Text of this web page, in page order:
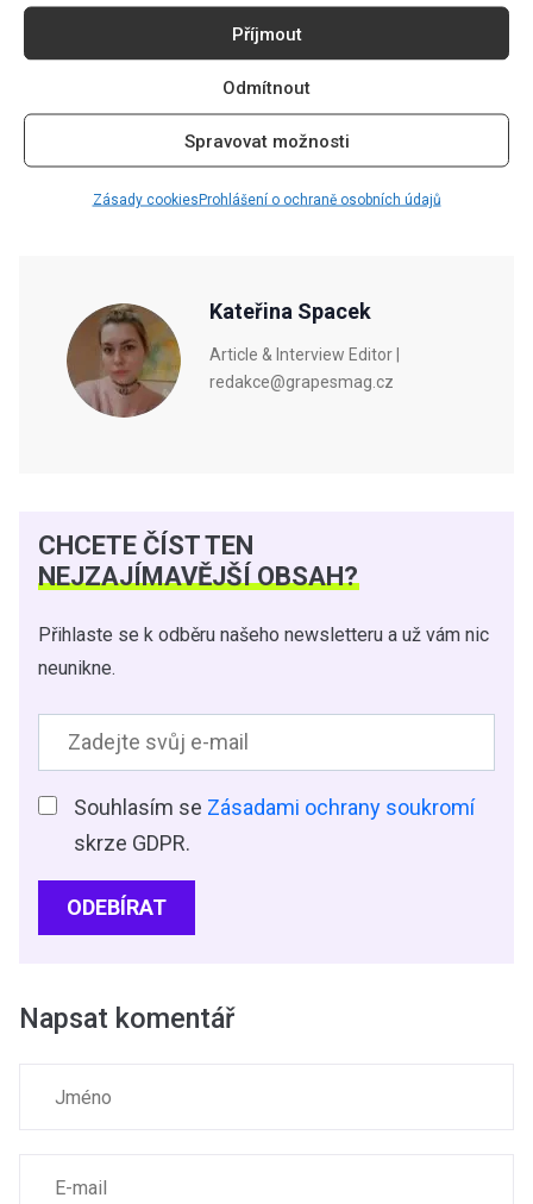
Příjmout
Odmítnout
Spravovat možnosti
Zásady cookiesProhlášení o ochraně osobních údajů
pevný základ a lze s nimi vytvořit jakýkoliv outfit. A to
ať už je cílem minimalistický vzhled, nebo chcete
dosáhnout laškovné hravosti.
Kateřina Spacek
Article & Interview Editor |
redakce@grapesmag.cz
CHCETE ČÍST TEN
NEJZAJÍMAVĚJŠÍ OBSAH?
Přihlaste se k odběru našeho newsletteru a už vám nic
neunikne.
Souhlasím se Zásadami ochrany soukromí
skrze GDPR.
ODEBÍRAT
Napsat komentář